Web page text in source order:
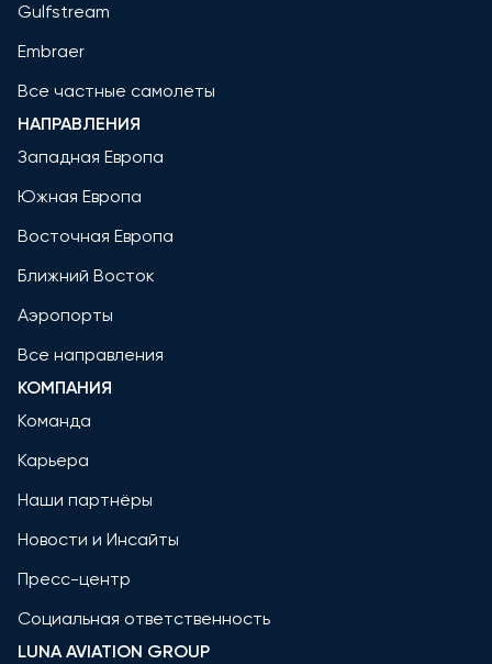
Gulfstream
Embraer
Все частные самолеты
НАПРАВЛЕНИЯ
Западная Европа
Южная Европа
Восточная Европа
Ближний Восток
Аэропорты
Все направления
КОМПАНИЯ
Команда
Карьера
Наши партнёры
Новости и Инсайты
Пресс-центр
Социальная ответственность
LUNA AVIATION GROUP